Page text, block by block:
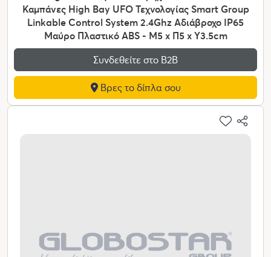
Καμπάνες High Bay UFO Τεχνολογίας Smart Group
Linkable Control System 2.4Ghz Αδιάβροχο IP65
Μαύρο Πλαστικό ABS - Μ5 x Π5 x Υ3.5cm
Συνδεθείτε στο Β2Β
Βρες το δίπλα σου